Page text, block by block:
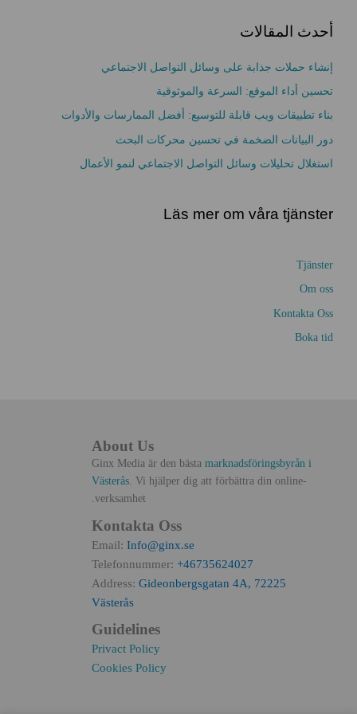
ر
ي
أحدث المقالات
إنشاء حملات جذابة على وسائل التواصل الاجتماعي
تحسين أداء الموقع: السرعة والموثوقية
بناء تطبيقات ويب قابلة للتوسيع: أفضل الممارسات والأدوات
دور البيانات الضخمة في تحسين محركات البحث
استغلال تحليلات وسائل التواصل الاجتماعي لنمو الأعمال
Läs mer om våra tjänster
Tjänster
Om oss
Kontakta Oss
Boka tid
About Us
Ginx Media är den bästa marknadsföringsbyrån i
Västerås. Vi hjälper dig att förbättra din online-
verksamhet.
Kontakta Oss
Email: Info@ginx.se
Telefonnummer: +46735624027
Address: Gideonbergsgatan 4A, 72225
Västerås
Guidelines
Privact Policy
Cookies Policy